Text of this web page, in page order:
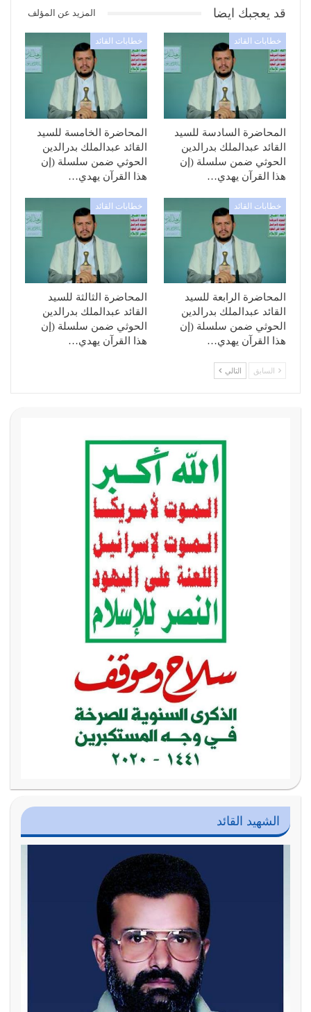
قد يعجبك ايضا المزيد عن المؤلف
خطابات القائد
المحاضرة السادسة للسيد
القائد عبدالملك بدرالدين
الحوثي ضمن سلسلة (إن
هذا القرآن يهدي…
خطابات القائد
المحاضرة الخامسة للسيد
القائد عبدالملك بدرالدين
الحوثي ضمن سلسلة (إن
هذا القرآن يهدي…
خطابات القائد
المحاضرة الرابعة للسيد
القائد عبدالملك بدرالدين
الحوثي ضمن سلسلة (إن
هذا القرآن يهدي…
خطابات القائد
المحاضرة الثالثة للسيد
القائد عبدالملك بدرالدين
الحوثي ضمن سلسلة (إن
هذا القرآن يهدي…
السابق التالي
الشهيد القائد